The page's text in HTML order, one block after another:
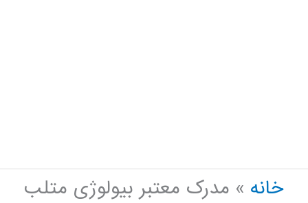
خانه
مدرک معتبر بیولوژی متلب